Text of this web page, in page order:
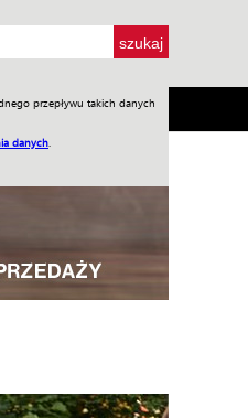
przepływu takich danych
danych
w WIW